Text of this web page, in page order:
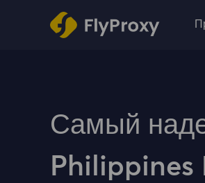
Самый
Philippines